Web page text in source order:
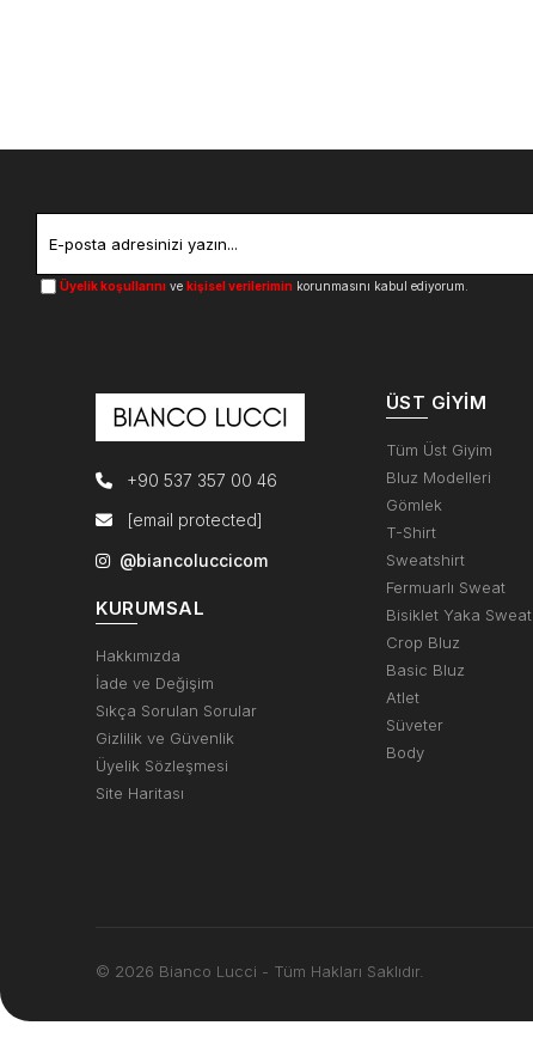
Üyelik koşullarını ve kişisel verilerimin korunmasını kabul ediyorum.
+90 537 357 00 46
[email protected]
@biancoluccicom
KURUMSAL
Hakkımızda
İade ve Değişim
Sıkça Sorulan Sorular
Gizlilik ve Güvenlik
Üyelik Sözleşmesi
Site Haritası
ÜST GIYIM
Tüm Üst Giyim
Bluz Modelleri
Gömlek
T-Shirt
Sweatshirt
Fermuarlı Sweat
Bisiklet Yaka Sweat
Crop Bluz
Basic Bluz
Atlet
Süveter
Body
© 2026 Bianco Lucci - Tüm Hakları Saklıdır.